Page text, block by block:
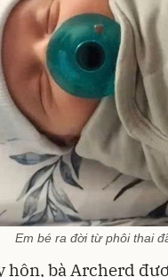
Em bé ra đời từ phôi thai
hôn, bà Archerd